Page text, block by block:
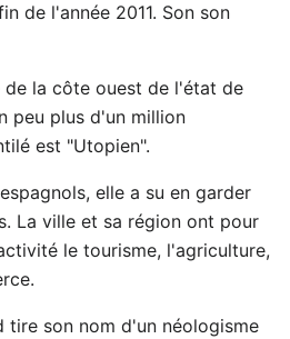
de l'année 2011. Son son
la côte ouest de l'état de
peu plus d'un million
est "Utopien".
elle a su en garder
La ville et sa région ont pour
le tourisme, l'agriculture,
tire son nom d'un néologisme